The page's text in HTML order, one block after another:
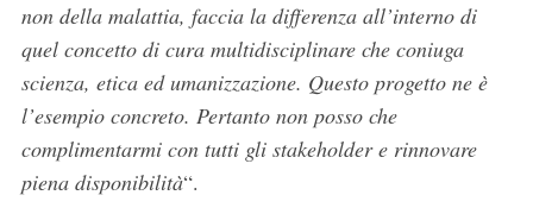
non della malattia, faccia la differenza all’interno di
quel concetto di cura multidisciplinare che coniuga
scienza, etica ed umanizzazione. Questo progetto ne è
l’esempio concreto. Pertanto non posso che
complimentarmi con tutti gli stakeholder e rinnovare
piena disponibilità“.